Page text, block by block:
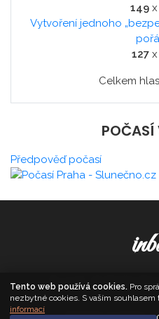
149x
Vytvoření jednoho
127x
Celkem
POČASÍ
Předpověď počasí
© 2026. All Rights
Tento web používá cookies. Pro
nezbytné cookies. S vaším souhlasem
informací